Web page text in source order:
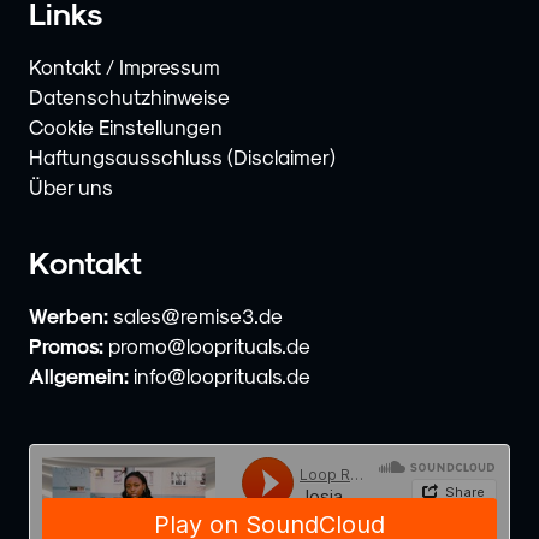
Links
Kontakt / Impressum
Datenschutzhinweise
Cookie Einstellungen
Haftungsausschluss (Disclaimer)
Über uns
Kontakt
Werben: sales@remise3.de
Promos: promo@looprituals.de
Allgemein: info@looprituals.de